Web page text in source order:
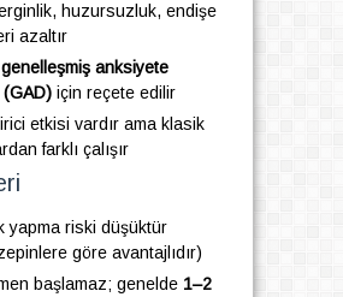
huzursuzluk, endişe
azaltır
genelleşmiş anksiyete
için reçete edilir
etkisi vardır ama klasik
farklı çalışır
yapma riski düşüktür
göre avantajlıdır)
başlamaz; genelde 1–2